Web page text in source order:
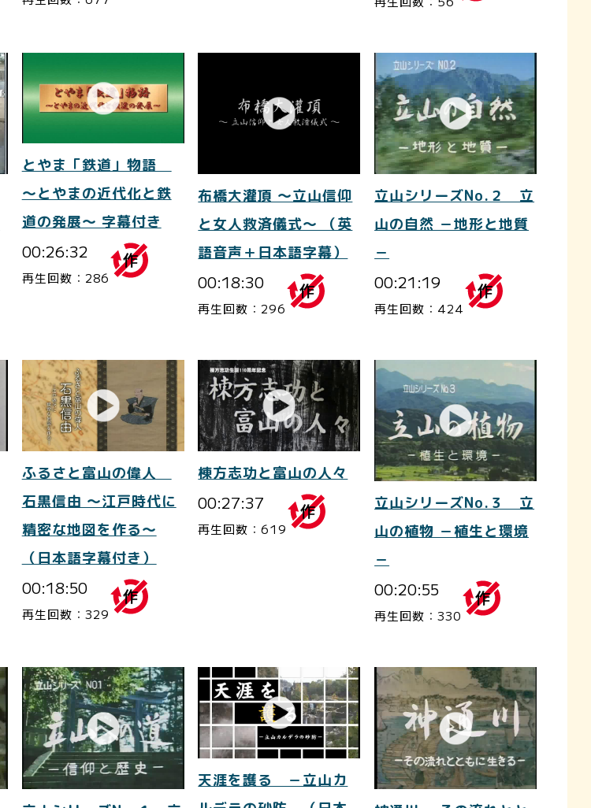
とやま「鉄道」物語
～とやまの近代化と鉄
道の発展～ 字幕付き
00:26:32
再生回数：286
布橋大灌頂 ～立山信仰
と女人救済儀式～ （英
語音声＋日本語字幕）
00:18:30
再生回数：296
立山シリーズNo.２ 立
山の自然 －地形と地質
－
00:21:19
再生回数：424
ふるさと富山の偉人
石黒信由 ～江戸時代に
精密な地図を作る～
（日本語字幕付き）
00:18:50
再生回数：329
棟方志功と富山の人々
00:27:37
再生回数：619
立山シリーズNo.３ 立
山の植物 －植生と環境
－
00:20:55
再生回数：330
天涯を護る －立山カ